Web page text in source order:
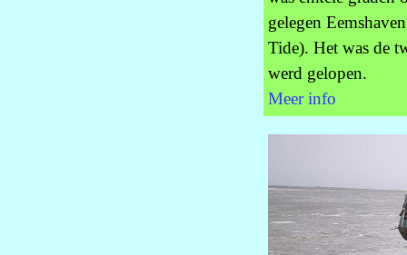
gelegen
Tide). Het was de
werd gelopen.
Meer info